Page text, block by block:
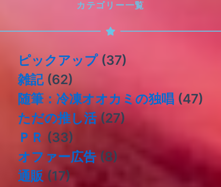
カテゴリー一覧
ピックアップ(37)
雑記(62)
随筆：冷凍オオカミの独唱 (47)
ただの推し活(27)
ＰＲ (33)
オファー広告 (8)
通販 (17)